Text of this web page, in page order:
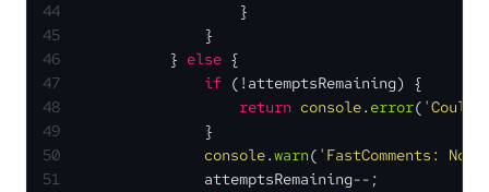
44
                    }
45
                }
46
            }
else {
47
if (!attemptsRemaining) {
48
return console. error( 'Could
49
                }
50
console.warn( 'FastComments:
51
                attemptsRemaining--;